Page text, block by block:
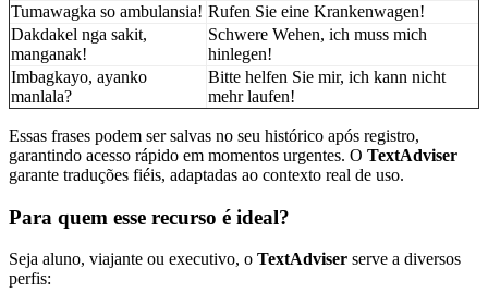
Tumawagka so ambulansia! Rufen Sie eine Krankenwagen!
Dakdakel nga sakit,
manganak!
Schwere Wehen, ich muss mich
hinlegen!
Imbagkayo, ayanko
manlala?
Bitte helfen Sie mir, ich kann nicht
mehr laufen!
Essas frases podem ser salvas no seu histórico após registro,
garantindo acesso rápido em momentos urgentes. O TextAdviser
garante traduções fiéis, adaptadas ao contexto real de uso.
Para quem esse recurso é ideal?
Seja aluno, viajante ou executivo, o TextAdviser serve a diversos
perfis: